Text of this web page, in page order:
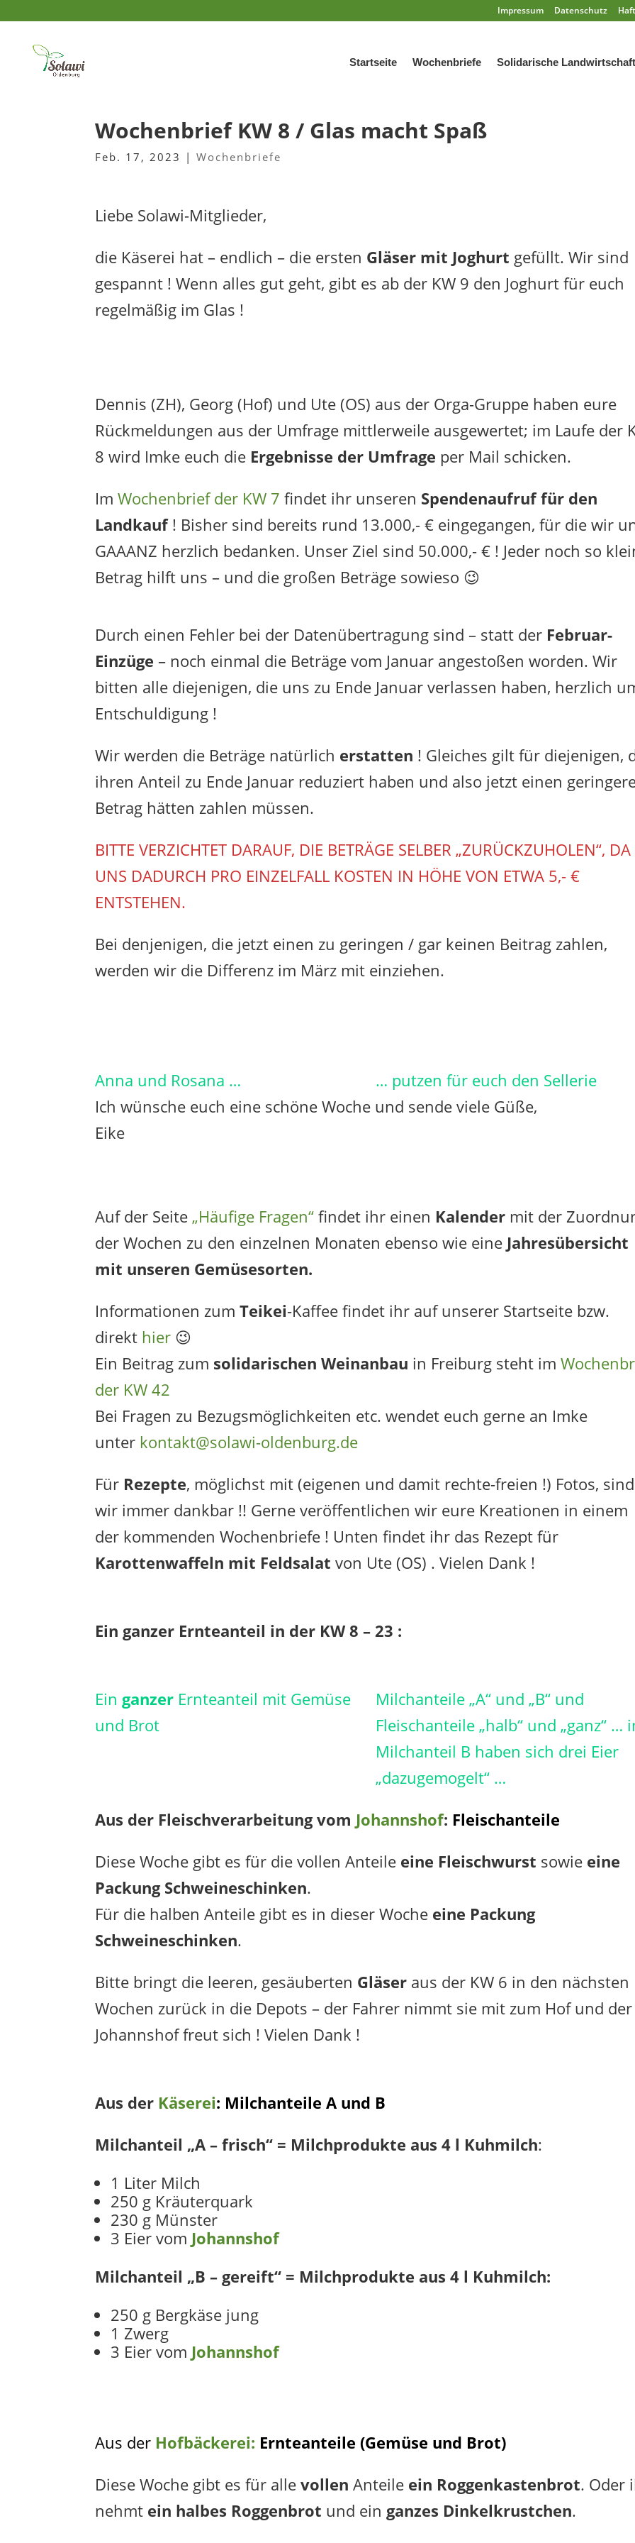
Impressum Datenschutz
Startseite Wochenbriefe Solidarische Landwirtschaft
Wochenbrief KW 8 / Glas macht Spaß
Feb. 17, 2023 |Wochenbriefe
Liebe Solawi-Mitglieder,
die Käserei hat – endlich – die ersten Gläser mit Joghurt gefüllt. Wir sind
gespannt ! Wenn alles gut geht, gibt es ab der KW 9 den Joghurt für euch
regelmäßig im Glas !
Dennis (ZH), Georg (Hof) und Ute (OS) aus der Orga-Gruppe haben eure
Rückmeldungen aus der Umfrage mittlerweile ausgewertet; im Laufe der
8 wird Imke euch die Ergebnisse der Umfrage per Mail schicken.
ImWochenbrief der KW 7 findet ihr unseren Spendenaufruf für den
Landkauf! Bisher sind bereits rund 13.000,- € eingegangen, für die wir
GAAANZ herzlich bedanken. Unser Ziel sind 50.000,- € ! Jeder noch so
Betrag hilft uns – und die großen Beträge sowieso 😉
Durch einen Fehler bei der Datenübertragung sind – statt der Februar-
Einzüge – noch einmal die Beträge vom Januar angestoßen worden. Wir
bitten alle diejenigen, die uns zu Ende Januar verlassen haben, herzlich
Entschuldigung !
Wir werden die Beträge natürlich erstatten ! Gleiches gilt für diejenigen,
ihren Anteil zu Ende Januar reduziert haben und also jetzt einen
Betrag hätten zahlen müssen.
BITTE VERZICHTET DARAUF, DIE BETRÄGE SELBER „ZURÜCKZUHOLEN“, DA
UNS DADURCH PRO EINZELFALL KOSTEN IN HÖHE VON ETWA 5,- €
ENTSTEHEN.
Bei denjenigen, die jetzt einen zu geringen / gar keinen Beitrag zahlen,
werden wir die Differenz im März mit einziehen.
Anna und Rosana …
… putzen für euch den Sellerie
Ich wünsche euch eine schöne Woche und sende viele Güße,
Eike
Auf der Seite„Häufige Fragen“ findet ihr einen Kalender mit der
der Wochen zu den einzelnen Monaten ebenso wie eine Jahresübersicht
mit unseren Gemüsesorten.
Informationen zumTeikei-Kaffee findet ihr auf unserer Startseite bzw.
direkt hier 😉
Ein Beitrag zum solidarischen Weinanbau in Freiburg steht im
der KW 42
Bei Fragen zu Bezugsmöglichkeiten etc. wendet euch gerne an Imke
unter kontakt@solawi-oldenburg.de
Für Rezepte, möglichst mit (eigenen und damit rechte-freien !) Fotos, sind
wir immer dankbar !! Gerne veröffentlichen wir eure Kreationen in einem
der kommenden Wochenbriefe ! Unten findet ihr das Rezept für
Karottenwaffeln mit Feldsalat von Ute (OS) . Vielen Dank !
Ein ganzer Ernteanteil in der KW 8 – 23 :
Ein ganzer Ernteanteil mit Gemüse
und Brot
Milchanteile „A“ und „B“ und
Fleischanteile „halb“ und „ganz“ …
Milchanteil B haben sich drei Eier
„dazugemogelt“ …
Aus der Fleischverarbeitung vom Johannshof: Fleischanteile
Diese Woche gibt es für die vollen Anteile eine Fleischwurst sowie eine
Packung Schweineschinken.
Für die halben Anteile gibt es in dieser Woche eine Packung
Schweineschinken.
Bitte bringt die leeren, gesäuberten Gläser aus der KW 6 in den nächsten
Wochen zurück in die Depots – der Fahrer nimmt sie mit zum Hof und der
Johannshof freut sich ! Vielen Dank !
Aus der Käserei: Milchanteile A und B
Milchanteil „A – frisch“ = Milchprodukte aus 4 l Kuhmilch:
1 Liter Milch
250 g Kräuterquark
230 g Münster
3 Eier vom Johannshof
Milchanteil „B – gereift“ = Milchprodukte aus 4 l Kuhmilch:
250 g Bergkäse jung
1 Zwerg
3 Eier vom Johannshof
Aus der Hofbäckerei: Ernteanteile (Gemüse und Brot)
Diese Woche gibt es für allevollen Anteile ein Roggenkastenbrot. Oder
nehmt ein halbes Roggenbrot und ein ganzes Dinkelkrustchen.